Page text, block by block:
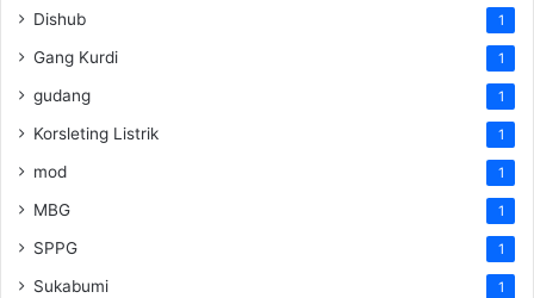
Dishub 1
Gang Kurdi 1
gudang 1
Korsleting Listrik 1
mod 1
MBG 1
SPPG 1
Sukabumi 1